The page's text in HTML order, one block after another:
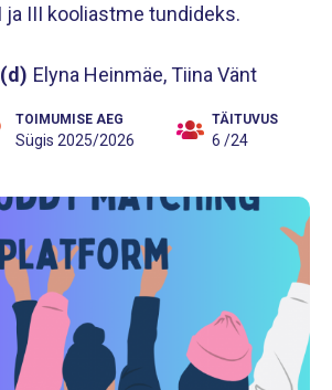
ja III kooliastme tundideks.
Elyna Heinmäe, Tiina Vänt
TOIMUMISE AEG
Sügis 2025/2026
TÄITUVUS
6 /24